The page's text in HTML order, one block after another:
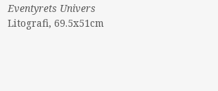
Eventyrets Univers
Litografi, 69.5x51cm